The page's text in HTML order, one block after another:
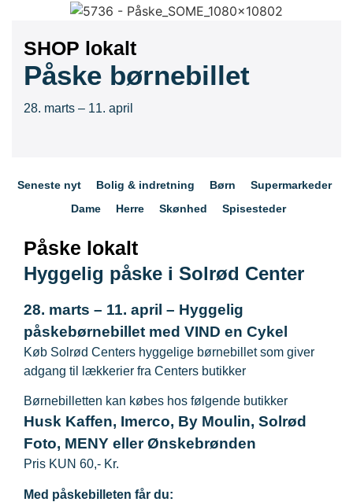
SHOP lokalt
Påske børnebillet
28. marts – 11. april
Seneste nyt Bolig & indretning Børn
Supermarkeder
Dame
Herre Skønhed Spisesteder
Påske lokalt
Hyggelig påske i Solrød Center
28. marts – 11. april – Hyggelig
påskebørnebillet med VIND en Cykel
Køb Solrød Centers hyggelige børnebillet som giver
adgang til lækkerier fra Centers butikker
Børnebilletten kan købes hos følgende butikker
Husk Kaffen, Imerco, By Moulin, Solrød
Foto, MENY eller Ønskebrønden
Pris KUN 60,- Kr.
Med påskebilleten får du: